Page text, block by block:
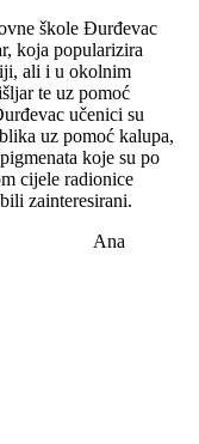
škole Đurđevac
koja popularizira
ali i u okolnim
te uz pomoć
učenici su
uz pomoć kalupa,
koje su po
cijele radionice
zainteresirani.